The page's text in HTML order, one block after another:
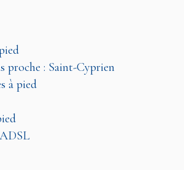
proche : Saint-Cyprien
à pied